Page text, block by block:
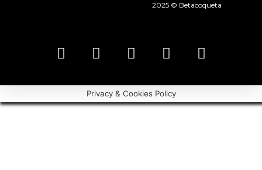
2025 © Betacoqueta
Privacy & Cookies Policy